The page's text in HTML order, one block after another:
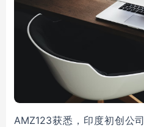
AMZ123获悉，印度初创公